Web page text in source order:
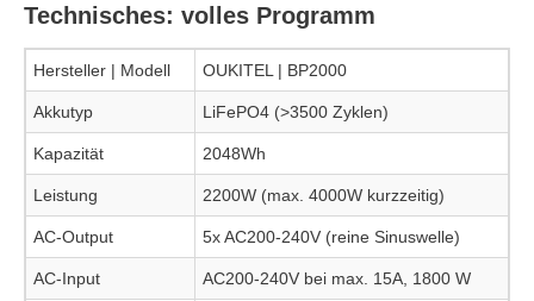
Technisches: volles Programm
Hersteller | Modell OUKITEL | BP2000
Akkutyp LiFePO4 (>3500 Zyklen)
Kapazität 2048Wh
Leistung 2200W (max. 4000W kurzzeitig)
AC-Output 5x AC200-240V (reine Sinuswelle)
AC-Input AC200-240V bei max. 15A, 1800 W